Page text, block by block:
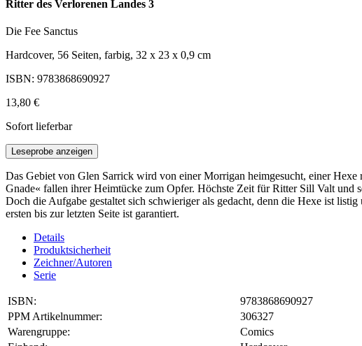
Ritter des Verlorenen Landes 3
Die Fee Sanctus
Hardcover, 56 Seiten, farbig, 32 x 23 x 0,9 cm
ISBN: 9783868690927
13,80 €
Sofort lieferbar
Leseprobe anzeigen
Das Gebiet von Glen Sarrick wird von einer Morrigan heimgesucht, einer
Gnade« fallen ihrer Heimtücke zum Opfer. Höchste Zeit für Ritter Sill Valt und
Doch die Aufgabe gestaltet sich schwieriger als gedacht, denn die Hexe ist
ersten bis zur letzten Seite ist garantiert.
Details
Produktsicherheit
Zeichner/Autoren
Serie
ISBN:
9783868690927
PPM Artikelnummer:
306327
Warengruppe:
Comics